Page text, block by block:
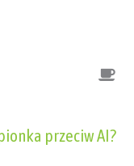
przeciw AI?